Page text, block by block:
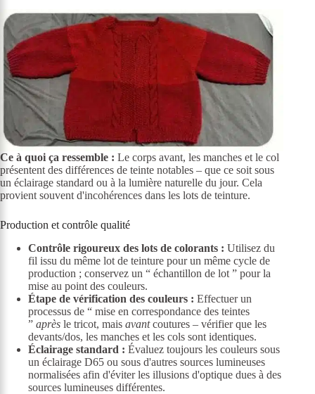
Ce à quoi ça ressemble : Le corps avant, les manches et le col
présentent des différences de teinte notables – que ce soit sous
un éclairage standard ou à la lumière naturelle du jour. Cela
provient souvent d'incohérences dans les lots de teinture.
Production et contrôle qualité
Contrôle rigoureux des lots de colorants : Utilisez du
fil issu du même lot de teinture pour un même cycle de
production ; conservez un “ échantillon de lot ” pour la
mise au point des couleurs.
Étape de vérification des couleurs : Effectuer un
processus de “ mise en correspondance des teintes
” après le tricot, mais avantcoutures – vérifier que les
devants/dos, les manches et les cols sont identiques.
Éclairage standard : Évaluez toujours les couleurs sous
un éclairage D65 ou sous d'autres sources lumineuses
normalisées afin d'éviter les illusions d'optique dues à des
sources lumineuses différentes.